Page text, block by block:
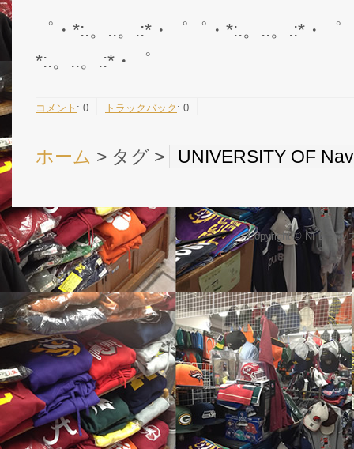
゜・*:.。..。.:*・゜゜・*:.。..。.:*・
*:.。..。.:*・゜
コメント : 0 トラックバック : 0
ホーム > タグ > UNIVERSITY OF
Copyright © NFL グッ